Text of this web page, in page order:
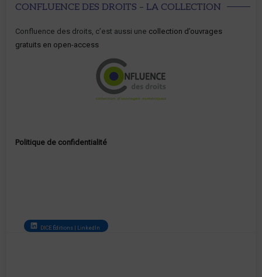
CONFLUENCE DES DROITS – LA COLLECTION
Confluence des droits, c’est aussi une collection d’ouvrages
gratuits en open-access
Politique de confidentialité
DICE Éditions | LinkedIn